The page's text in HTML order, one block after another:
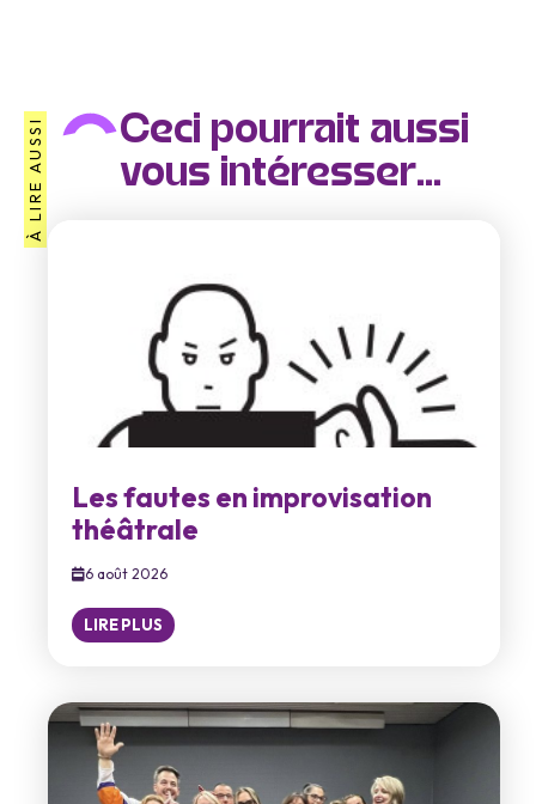
À LIRE AUSSI
Ceci pourrait aussi
vous intéresser...
Les fautes en improvisation
théâtrale
6 août 2026
LIRE PLUS